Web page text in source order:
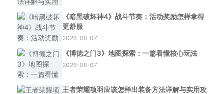
《暗黑破坏神4》战斗节奏：活动奖励怎样拿得
更舒服
2026-08-07
《博德之门3》地图探索：一篇看懂核心玩法
2026-08-07
王者荣耀项羽应该怎样出装备方法详解与实用攻